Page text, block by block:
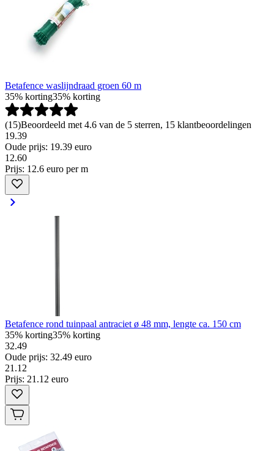
Betafence waslijndraad groen 60 m
35% korting35% korting
(15)Beoordeeld met 4.6 van de 5 sterren, 15 klantbeoordelingen
19.39
Oude prijs: 19.39 euro
12.60
Prijs: 12.6 euro per m
Betafence rond tuinpaal antraciet ø 48 mm, lengte ca. 150 cm
35% korting35% korting
32.49
Oude prijs: 32.49 euro
21 .12
Prijs: 21.12 euro